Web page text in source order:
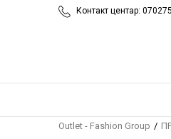
Контакт центар:
Outlet - Fashion Group